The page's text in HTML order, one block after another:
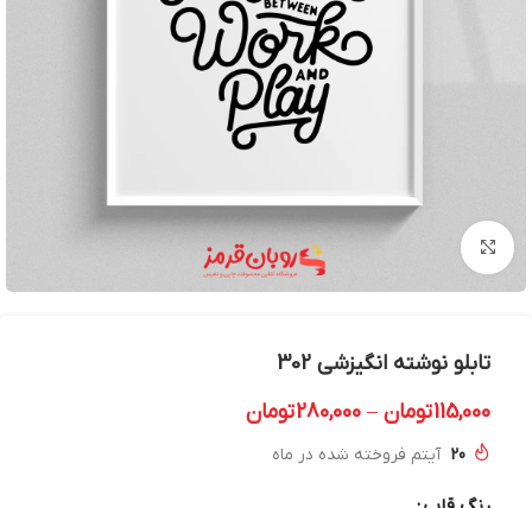
بزرگنمایی تصویر
تابلو نوشته انگیزشی 302
115,000تومان –
280,000تومان
20 آیتم فروخته شده در ماه